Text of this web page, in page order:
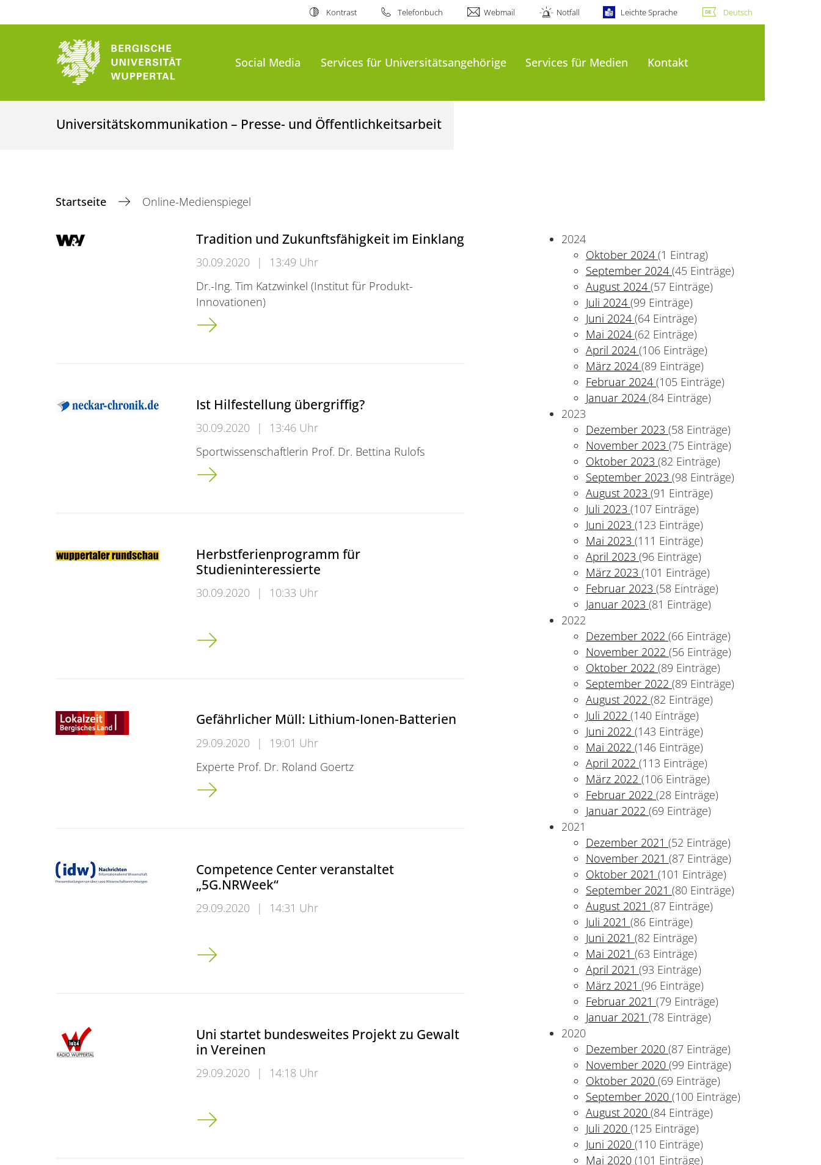
Kontrast Telefonbuch Webmail Notfall Leichte Sprache Deutsch
Social Media Services für Universitätsangehörige Services für Medien Kontakt
Universitätskommunikation – Presse- und Öffentlichkeitsarbeit
Startseite Online-Medienspiegel
Tradition und Zukunftsfähigkeit im Einklang
30.09.2020 |
13:49 Uhr
Dr.-Ing. Tim Katzwinkel (Institut für Produkt-
Innovationen)
Tradition und Zukunftsfähigkeit im Einklang
Ist Hilfestellung übergriffig?
30.09.2020 |
13:46 Uhr
Sportwissenschaftlerin Prof. Dr. Bettina Rulofs
Ist Hilfestellung übergriffig?
Herbstferienprogramm für
Studieninteressierte
30.09.2020 | 10:33 Uhr
Herbstferienprogramm für Studieninteressierte
Gefährlicher Müll: Lithium-Ionen-Batterien
29.09.2020 |
19:01 Uhr
Experte Prof. Dr. Roland Goertz
Gefährlicher Müll: Lithium-Ionen-Batterien
Competence Center veranstaltet
„5G.NRWeek“
29.09.2020 | 14:31 Uhr
Competence Center veranstaltet „5G.NRWeek“
Uni startet bundesweites Projekt zu Gewalt
in Vereinen
29.09.2020 | 14:18 Uhr
Uni startet bundesweites Projekt zu Gewalt in Vereinen
2024
Oktober 2024(1 Eintrag)
September 2024(45 Einträge)
August 2024(57 Einträge)
Juli 2024(99 Einträge)
Juni 2024(64 Einträge)
Mai 2024(62 Einträge)
April 2024(106 Einträge)
März 2024(89 Einträge)
Februar 2024(105 Einträge)
Januar 2024(84 Einträge)
2023
Dezember 2023(58 Einträge)
November 2023(75 Einträge)
Oktober 2023(82 Einträge)
September 2023(98 Einträge)
August 2023(91 Einträge)
Juli 2023(107 Einträge)
Juni 2023(123 Einträge)
Mai 2023(111 Einträge)
April 2023(96 Einträge)
März 2023(101 Einträge)
Februar 2023(58 Einträge)
Januar 2023(81 Einträge)
2022
Dezember 2022(66 Einträge)
November 2022(56 Einträge)
Oktober 2022(89 Einträge)
September 2022(89 Einträge)
August 2022(82 Einträge)
Juli 2022(140 Einträge)
Juni 2022(143 Einträge)
Mai 2022(146 Einträge)
April 2022(113 Einträge)
März 2022(106 Einträge)
Februar 2022(28 Einträge)
Januar 2022(69 Einträge)
2021
Dezember 2021(52 Einträge)
November 2021(87 Einträge)
Oktober 2021(101 Einträge)
September 2021(80 Einträge)
August 2021(87 Einträge)
Juli 2021(86 Einträge)
Juni 2021(82 Einträge)
Mai 2021(63 Einträge)
April 2021(93 Einträge)
März 2021(96 Einträge)
Februar 2021(79 Einträge)
Januar 2021(78 Einträge)
2020
Dezember 2020(87 Einträge)
November 2020(99 Einträge)
Oktober 2020(69 Einträge)
September 2020(100 Einträge)
August 2020(84 Einträge)
Juli 2020(125 Einträge)
Juni 2020(110 Einträge)
Mai 2020(101 Einträge)